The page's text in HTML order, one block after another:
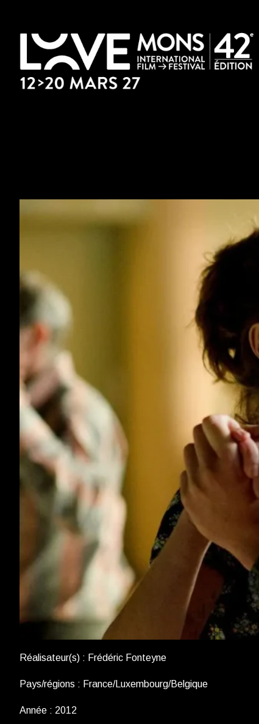
Réalisateur(s) : Frédéric Fonteyne
Pays/régions : France/Luxembourg/Belgique
Année : 2012